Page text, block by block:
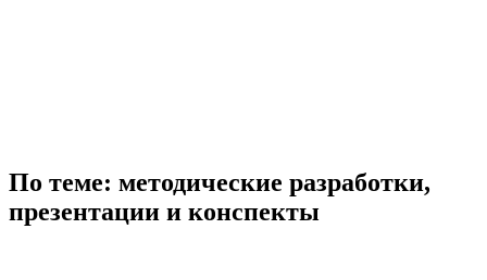
По теме: методические разработки,
презентации и конспекты